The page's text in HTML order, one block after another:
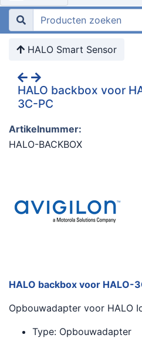
HALO Smart Sensor
HALO backbox voor
3C-PC
Artikelnummer:
HALO-BACKBOX
HALO backbox voor HALO-
Opbouwadapter voor HALO
Type: Opbouwadapter